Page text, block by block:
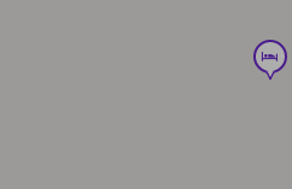
hotel